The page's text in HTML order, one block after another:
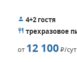
4+2 гостя
трехразовое
от 12 100Р/